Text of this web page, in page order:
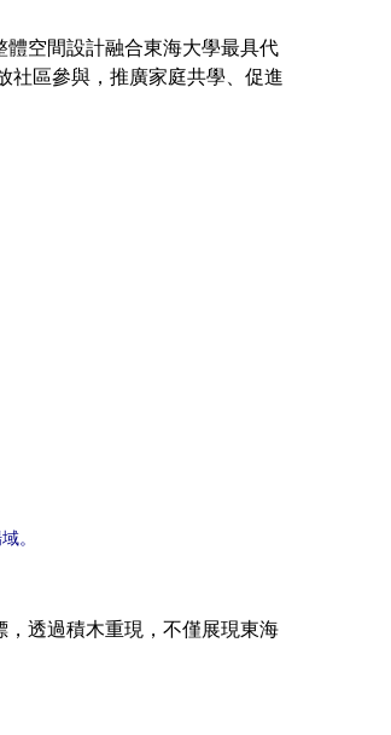
空間設計融合東海大學最具代
社區參與，推廣家庭共學、促進
。
透過積木重現，不僅展現東海